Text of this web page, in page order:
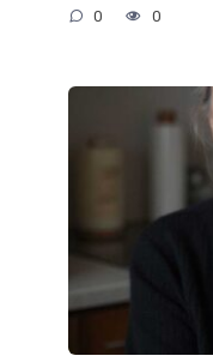
0 0